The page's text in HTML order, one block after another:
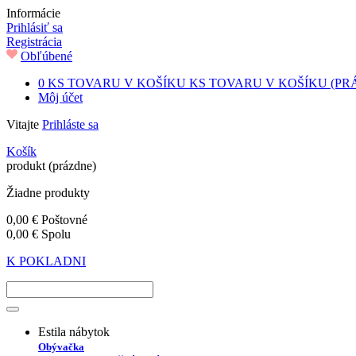
Informácie
Prihlásiť sa
Registrácia
Obľúbené
0 KS TOVARU V KOŠÍKU KS TOVARU V KOŠÍKU
Môj účet
Vitajte Prihláste sa
Košík
produkt (prázdne)
Žiadne produkty
0,00 € Poštovné
0,00 € Spolu
K POKLADNI
Estila nábytok
Obývačka